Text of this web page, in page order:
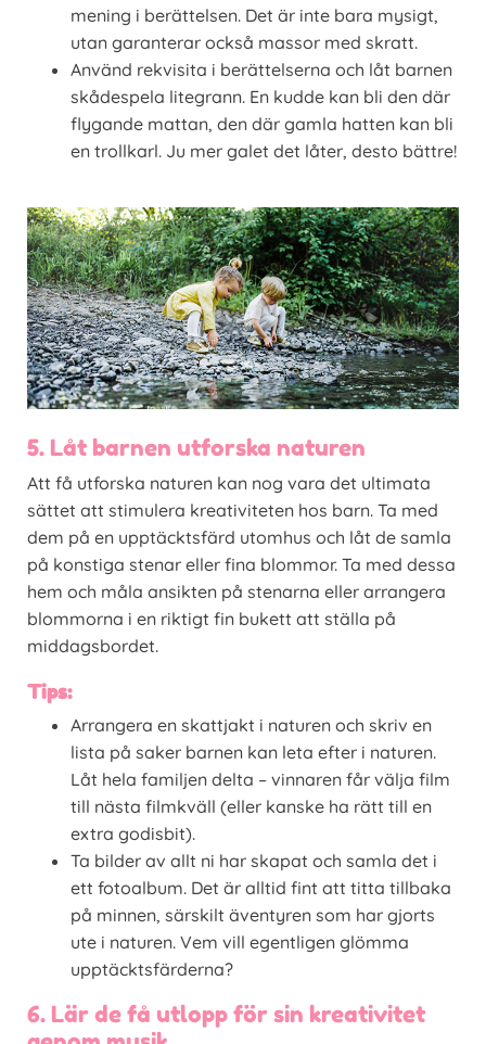
mening i berättelsen. Det är inte bara mysigt,
utan garanterar också massor med skratt.
Använd rekvisita i berättelserna och låt barnen
skådespela litegrann. En kudde kan bli den där
flygande mattan, den där gamla hatten kan bli
en trollkarl. Ju mer galet det låter, desto bättre!
5. Låt barnen utforska naturen
Att få utforska naturen kan nog vara det ultimata
sättet att stimulera kreativiteten hos barn. Ta med
dem på en upptäcktsfärd utomhus och låt de samla
på konstiga stenar eller fina blommor. Ta med dessa
hem och måla ansikten på stenarna eller arrangera
blommorna i en riktigt fin bukett att ställa på
middagsbordet.
Tips:
Arrangera en skattjakt i naturen och skriv en
lista på saker barnen kan leta efter i naturen.
Låt hela familjen delta – vinnaren får välja film
till nästa filmkväll (eller kanske ha rätt till en
extra godisbit).
Ta bilder av allt ni har skapat och samla det i
ett fotoalbum. Det är alltid fint att titta tillbaka
på minnen, särskilt äventyren som har gjorts
ute i naturen. Vem vill egentligen glömma
upptäcktsfärderna?
6. Lär de få utlopp för sin kreativitet